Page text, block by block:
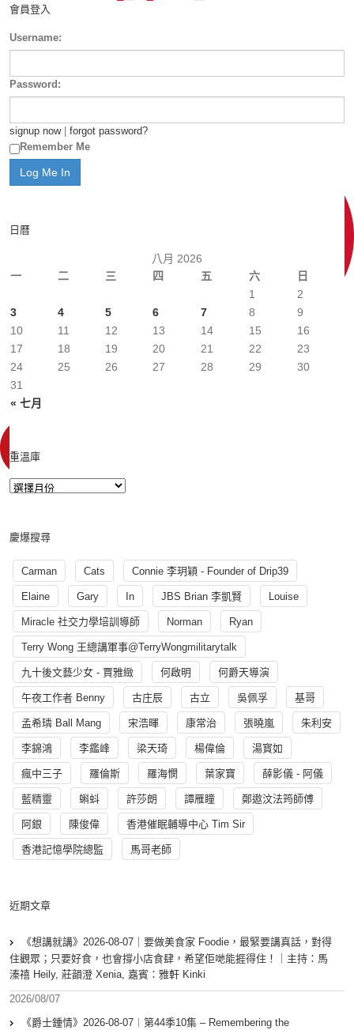
會員登入
Username:
Password:
signup now| forgot password?
Remember Me
日曆
八月 2026
一
二 三 四 五 六 日
« 七月
1
2
3
4 5 6 7 8
9
10
11 12 13 14 15
16
17
18 19 20 21 22
23
24
25 26 27 28 29
30
31
重溫庫
慶爆搜尋
Carman Cats Connie 李玥穎 - Founder of Drip39
Elaine Gary In JBS Brian 李凱賢 Louise
Miracle 社交力學培訓導師 Norman Ryan
Terry Wong 王總講軍事@TerryWongmilitarytalk
九十後文藝少女 - 賈雅緻 何啟明 何爵天導演
午夜工作者 Benny 古庄辰 古立 吳佩孚 基哥
孟希璘 Ball Mang 宋浩暉 康常治 張曉嵐 朱利安
李錦鴻 李鑑峰 梁天琦 楊偉倫 湯寳如
瘋中三子 羅倫斯 羅海憫 葉家寶 薛影儀 - 阿儀
藍精靈 蝌蚪 許莎朗 譚雁瞳 鄭遨汶法筠師傅
阿銀 陳俊偉 香港催眠輔導中心 Tim Sir
香港記憶學院總監 馬哥老師
近期文章
《想講就講》2026-08-07｜要做美食家 Foodie，最緊要講真話，對得
住觀眾；只要好食，也會撐小店食肆，希望佢哋能捱得住！｜主持：馬
溱禧 Heily, 莊韻澄 Xenia, 嘉賓：雅軒 Kinki
2026/08/07
《爵士鍾情》2026-08-07︱第44季10集 – Remembering the